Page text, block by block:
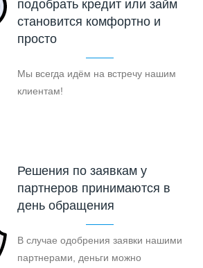
подобрать кредит или займ
становится комфортно и
просто
Мы всегда идём на встречу нашим
клиентам!
Решения по заявкам у
партнеров принимаются в
день обращения
В случае одобрения заявки нашими
партнерами, деньги можно